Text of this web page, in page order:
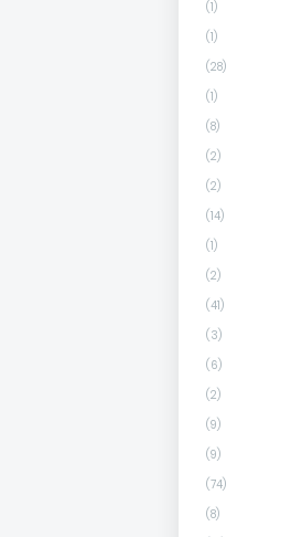
(1)
(1)
(28)
(1)
(8)
(2)
(2)
(14)
(1)
(2)
(41)
(3)
(6)
(2)
(9)
(9)
(74)
(8)